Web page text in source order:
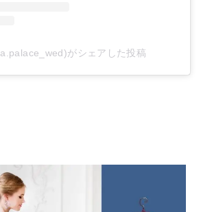
がシェアした投稿